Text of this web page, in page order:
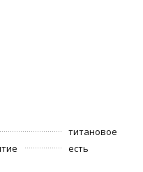
титановое
есть